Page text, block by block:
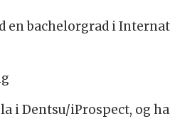
bachelorgrad i
i Dentsu/iProspect, og